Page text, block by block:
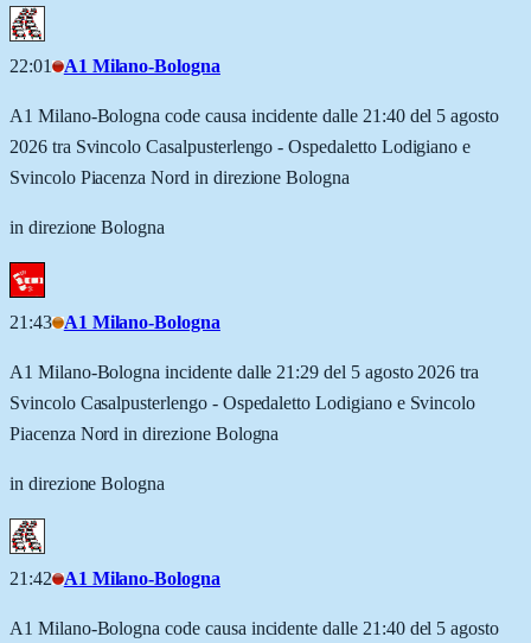
22:01 A1 Milano-Bologna
A1 Milano-Bologna code causa incidente dalle 21:40 del 5 agosto
2026 tra Svincolo Casalpusterlengo - Ospedaletto Lodigiano e
Svincolo Piacenza Nord in direzione Bologna
in direzione Bologna
21:43 A1 Milano-Bologna
A1 Milano-Bologna incidente dalle 21:29 del 5 agosto 2026 tra
Svincolo Casalpusterlengo - Ospedaletto Lodigiano e Svincolo
Piacenza Nord in direzione Bologna
in direzione Bologna
21:42 A1 Milano-Bologna
A1 Milano-Bologna code causa incidente dalle 21:40 del 5 agosto